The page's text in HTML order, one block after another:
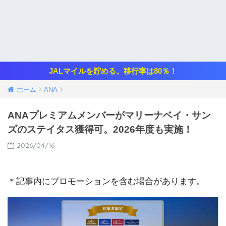
JALマイルを貯める。移行率は80％！
ホーム ANA
ANAプレミアムメンバーがマリーナベイ・サン
ズのステイタス獲得可。2026年度も実施！
2026/04/16
＊記事内にプロモーションを含む場合があります。